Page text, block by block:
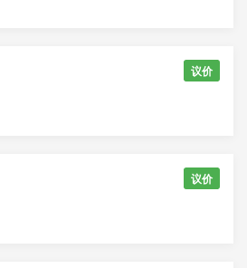
议价
议价